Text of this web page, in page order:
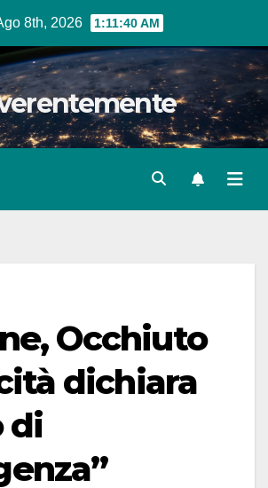
8th, 2026 1:11:42 AM
Occhiuto
dichiara
di